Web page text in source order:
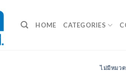
HOME CATEGORIES
ไม่มีหมว